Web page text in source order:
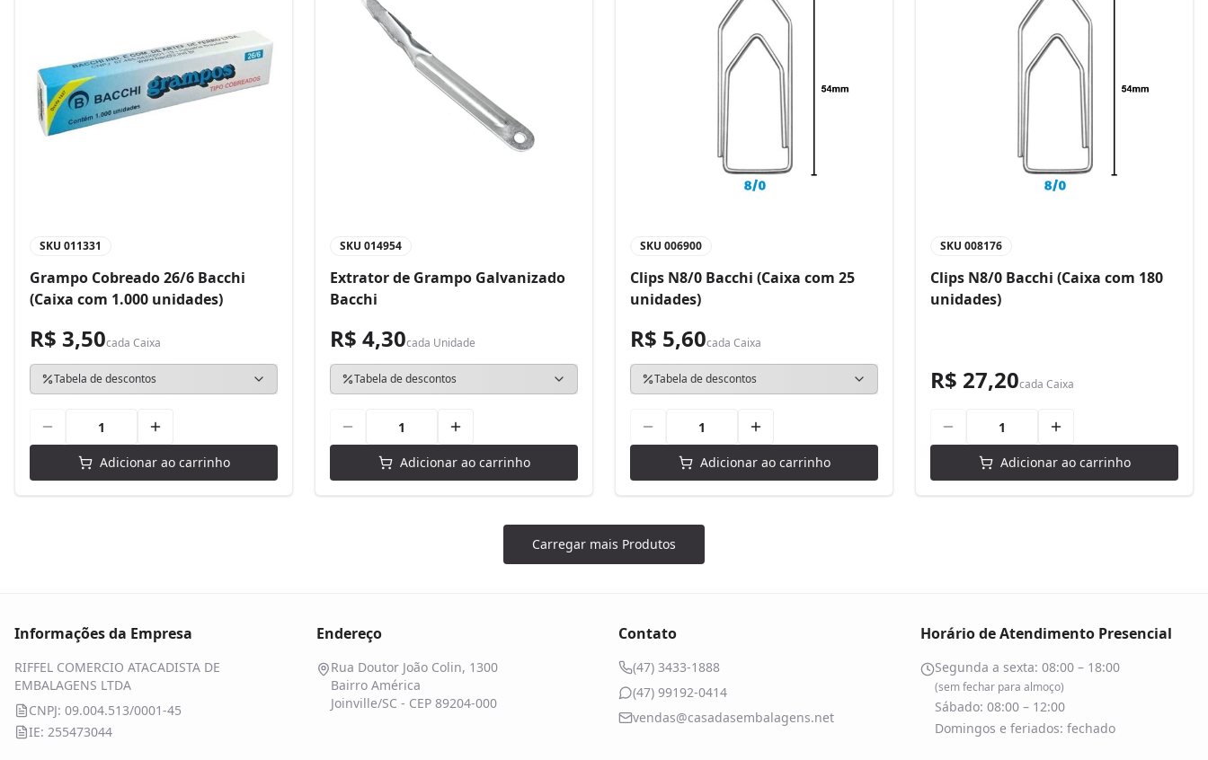
SKU 011331
Grampo Cobreado 26/6 Bacchi
(Caixa com 1.000 unidades)
R$ 3,50cada Caixa
Tabela de descontos
Adicionar ao carrinho
SKU 014954
Extrator de Grampo Galvanizado
Bacchi
R$ 4,30cada Unidade
Tabela de descontos
Adicionar ao carrinho
SKU 006900
Clips N8/0 Bacchi (Caixa com 25
unidades)
R$ 5,60cada Caixa
Tabela de descontos
Adicionar ao carrinho
SKU 008176
Clips N8/0 Bacchi (Caixa com 180
unidades)
R$ 27,20cada Caixa
Adicionar ao carrinho
Carregar mais Produtos
Informações da Empresa
RIFFEL COMERCIO ATACADISTA DE
EMBALAGENS LTDA
CNPJ: 09.004.513/0001-45
IE: 255473044
Endereço
Rua Doutor João Colin, 1300
Bairro América
Joinville/SC - CEP 89204-000
Contato
(47) 3433-1888
(47) 99192-0414
vendas@casadasembalagens.net
Horário de Atendimento Presencial
Segunda a sexta: 08:00 – 18:00
(sem fechar para almoço)
Sábado: 08:00 – 12:00
Domingos e feriados: fechado